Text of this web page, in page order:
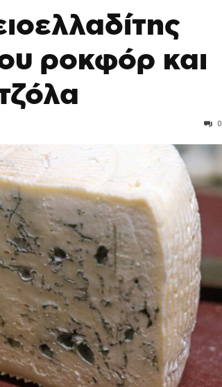
ροκφόρ και
0